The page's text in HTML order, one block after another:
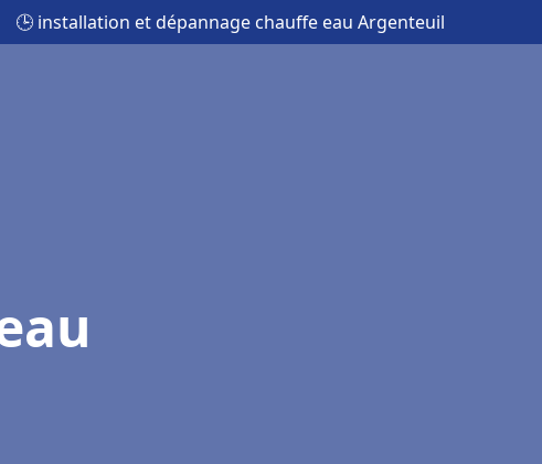
🕒 installation et dépannage chauffe eau Argenteuil